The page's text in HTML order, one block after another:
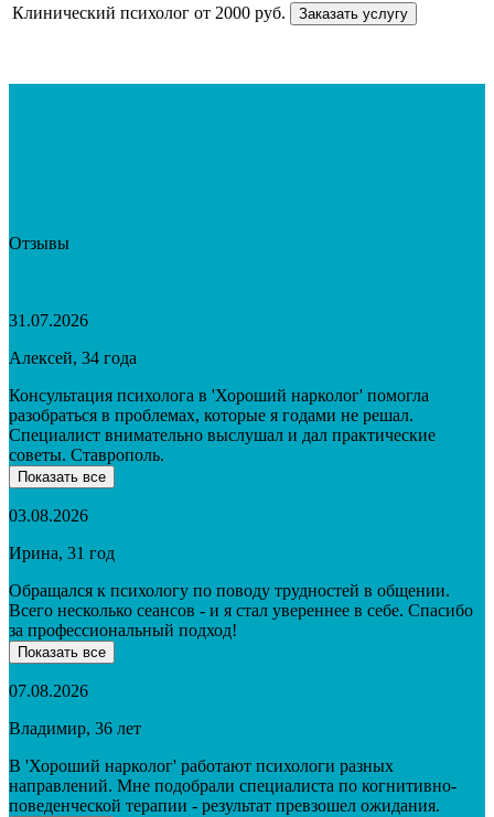
Клинический психолог от 2000 руб. Заказать услугу
Отзывы
31.07.2026
Алексей, 34 года
Консультация психолога в 'Хороший нарколог' помогла
разобраться в проблемах, которые я годами не решал.
Специалист внимательно выслушал и дал практические
советы. Ставрополь.
Показать все
03.08.2026
Ирина, 31 год
Обращался к психологу по поводу трудностей в общении.
Всего несколько сеансов - и я стал увереннее в себе. Спасибо
за профессиональный подход!
Показать все
07.08.2026
Владимир, 36 лет
В 'Хороший нарколог' работают психологи разных
направлений. Мне подобрали специалиста по когнитивно-
поведенческой терапии - результат превзошел ожидания.